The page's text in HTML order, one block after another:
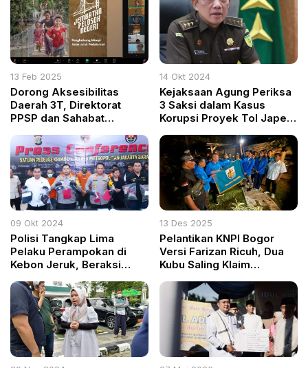
13 Feb 2025
Dorong Aksesibilitas
Daerah 3T, Direktorat
PPSP dan Sahabat
Kolaborasi Pembangunan
Jembatan Gantung
14 Okt 2024
Kejaksaan Agung Periksa
3 Saksi dalam Kasus
Korupsi Proyek Tol Japek
09 Okt 2024
Polisi Tangkap Lima
Pelaku Perampokan di
Kebon Jeruk, Beraksi
13 Des 2025
Pelantikan KNPI Bogor
Versi Farizan Ricuh, Dua
Kubu Saling Klaim
Siaga